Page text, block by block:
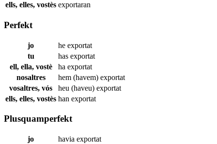
ells, elles, vostès exportaran
Perfekt
jo he exportat
tu
has exportat
ell, ella, vostè
ha exportat
nosaltres
hem (havem) exportat
vosaltres, vós
heu (haveu) exportat
ells, elles, vostès han exportat
Plusquamperfekt
jo havia exportat